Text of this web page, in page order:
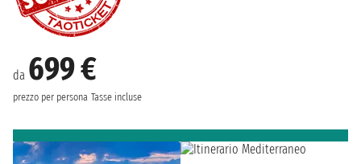
da 699 €
prezzo per persona Tasse incluse